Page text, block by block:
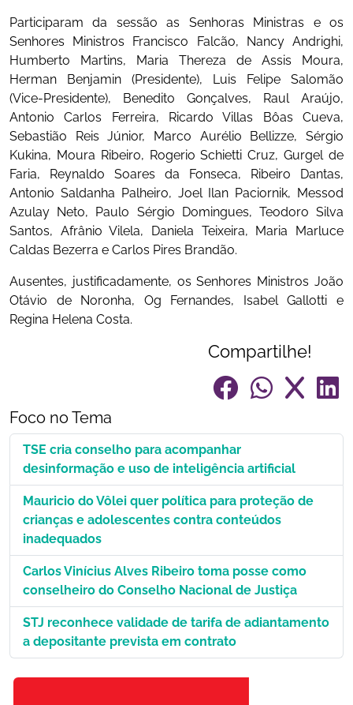
Participaram da sessão as Senhoras Ministras e os
Senhores Ministros Francisco Falcão, Nancy Andrighi,
Humberto Martins, Maria Thereza de Assis Moura,
Herman Benjamin (Presidente), Luis Felipe Salomão
(Vice-Presidente), Benedito Gonçalves, Raul Araújo,
Antonio Carlos Ferreira, Ricardo Villas Bôas Cueva,
Sebastião Reis Júnior, Marco Aurélio Bellizze, Sérgio
Kukina, Moura Ribeiro, Rogerio Schietti Cruz, Gurgel de
Faria, Reynaldo Soares da Fonseca, Ribeiro Dantas,
Antonio Saldanha Palheiro, Joel Ilan Paciornik, Messod
Azulay Neto, Paulo Sérgio Domingues, Teodoro Silva
Santos, Afrânio Vilela, Daniela Teixeira, Maria Marluce
Caldas Bezerra e Carlos Pires Brandão.
Ausentes, justificadamente, os Senhores Ministros João
Otávio de Noronha, Og Fernandes, Isabel Gallotti e
Regina Helena Costa.
Compartilhe!
Foco no Tema
TSE cria conselho para acompanhar
desinformação e uso de inteligência artificial
Mauricio do Vôlei quer política para proteção de
crianças e adolescentes contra conteúdos
inadequados
Carlos Vinícius Alves Ribeiro toma posse como
conselheiro do Conselho Nacional de Justiça
STJ reconhece validade de tarifa de adiantamento
a depositante prevista em contrato